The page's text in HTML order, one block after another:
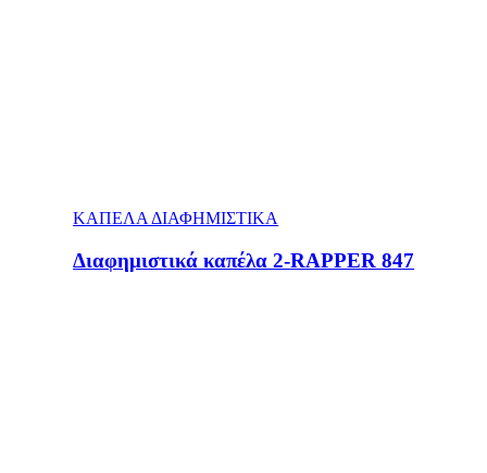
ΚΑΠΕΛΑ ΔΙΑΦΗΜΙΣΤΙΚΑ
Διαφημιστικά καπέλα 2-RAPPER 847